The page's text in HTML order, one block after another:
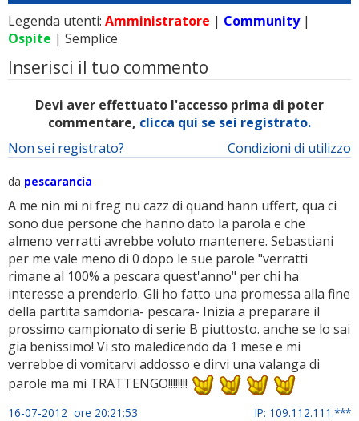
Legenda utenti: Amministratore | Community|
Ospite | Semplice
Inserisci il tuo commento
Devi aver effettuato l'accesso prima di poter
commentare, clicca qui se sei registrato.
Condizioni di utilizzo
Non sei registrato?
da pescarancia
A me nin mi ni freg nu cazz di quand hann uffert, qua ci
sono due persone che hanno dato la parola e che
almeno verratti avrebbe voluto mantenere. Sebastiani
per me vale meno di 0 dopo le sue parole "verratti
rimane al 100% a pescara quest'anno" per chi ha
interesse a prenderlo. Gli ho fatto una promessa alla fine
della partita samdoria- pescara- Inizia a preparare il
prossimo campionato di serie B piuttosto. anche se lo sai
gia benissimo! Vi sto maledicendo da 1 mese e mi
verrebbe di vomitarvi addosso e dirvi una valanga di
parole ma mi TRATTENGO!!!!!!!!
16-07-2012 ore 20:21:53 IP: 109.112.111.***